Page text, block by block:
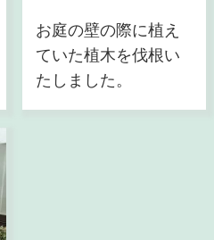
お庭の壁の際に植え
ていた植木を伐根い
たしました。